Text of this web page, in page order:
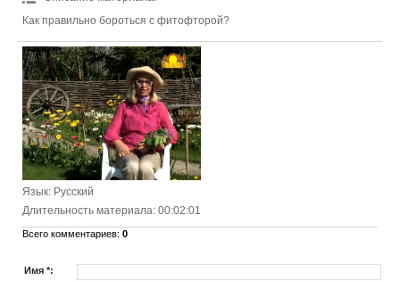
Как правильно бороться с фитофторой?
Язык: Русский
Длительность материала: 00:02:01
Всего комментариев: 0
Имя *: